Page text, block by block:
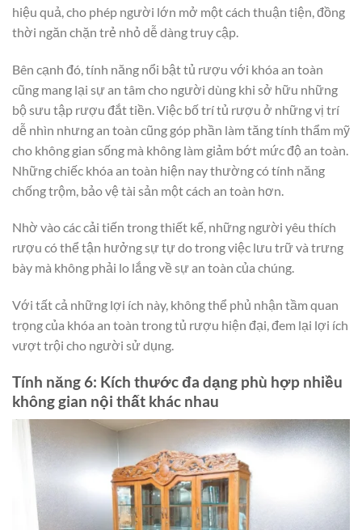
hiệu quả, cho phép người lớn mở một cách thuận tiện, đồng
thời ngăn chặn trẻ nhỏ dễ dàng truy cập.
Bên cạnh đó, tính năng nổi bật tủ rượu với khóa an toàn
cũng mang lại sự an tâm cho người dùng khi sở hữu những
bộ sưu tập rượu đắt tiền. Việc bố trí tủ rượu ở những vị trí
dễ nhìn nhưng an toàn cũng góp phần làm tăng tính thẩm mỹ
cho không gian sống mà không làm giảm bớt mức độ an toàn.
Những chiếc khóa an toàn hiện nay thường có tính năng
chống trộm, bảo vệ tài sản một cách an toàn hơn.
Nhờ vào các cải tiến trong thiết kế, những người yêu thích
rượu có thể tận hưởng sự tự do trong việc lưu trữ và trưng
bày mà không phải lo lắng về sự an toàn của chúng.
Với tất cả những lợi ích này, không thể phủ nhận tầm quan
trọng của khóa an toàn trong tủ rượu hiện đại, đem lại lợi ích
vượt trội cho người sử dụng.
Tính năng 6: Kích thước đa dạng phù hợp nhiều
không gian nội thất khác nhau